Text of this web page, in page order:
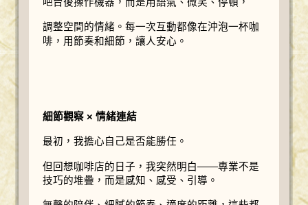
吧台後操作機器，而是用語氣、微笑、停頓，
調整空間的情緒。每一次互動都像在沖泡一杯咖
啡，用節奏和細節，讓人安心。
細節觀察 × 情緒連結
最初，我擔心自己是否能勝任。
但回想咖啡店的日子，我突然明白——專業不是
技巧的堆疊，而是感知、感受、引導。